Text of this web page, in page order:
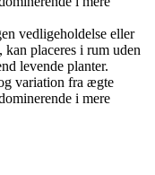
vedligeholdelse eller
placeres i rum uden
levende planter.
variation fra ægte
i mere